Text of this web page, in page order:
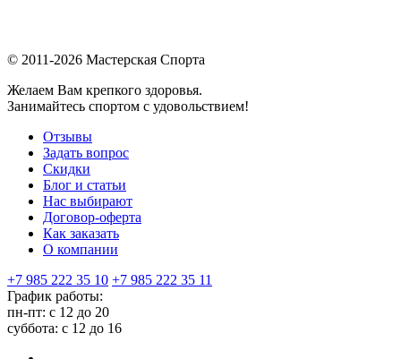
© 2011-2026 Мастерская Спорта
Желаем Вам крепкого здоровья.
Занимайтесь спортом с удовольствием!
Отзывы
Задать вопрос
Скидки
Блог и статьи
Нас выбирают
Договор-оферта
Как заказать
О компании
+7 985 222 35 10 +7 985 222 35 11
График работы:
пн-пт: с 12 до 20
суббота: c 12 до 16